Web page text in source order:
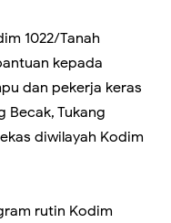
1022/Tanah
kepada
dan pekerja keras
Becak, Tukang
diwilayah Kodim
rutin Kodim